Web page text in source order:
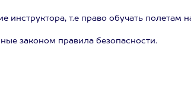
т.е право обучать полетам
законом правила безопасности.